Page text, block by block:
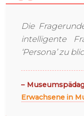
Die
intelligente
‘Persona’ zu
–
Erwachsene in